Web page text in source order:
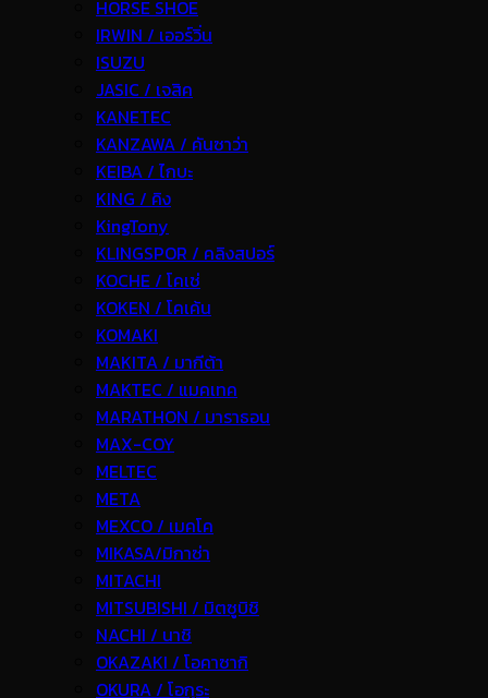
HORSE SHOE
IRWIN / เออร์วิ่น
ISUZU
JASIC / เจสิค
KANETEC
KANZAWA / คันซาว่า
KEIBA / ไกบะ
KING / คิง
KingTony
KLINGSPOR / คลิงสปอร์
KOCHE / โคเช่
KOKEN / โคเค้น
KOMAKI
MAKITA / มากีต้า
MAKTEC / แมคเทค
MARATHON / มาราธอน
MAX-COY
MELTEC
META
MEXCO / เมคโค
MIKASA/มิกาซ่า
MITACHI
MITSUBISHI / มิตซูบิชิ
NACHI / นาชิ
OKAZAKI / โอคาซากิ
OKURA / โอกุระ